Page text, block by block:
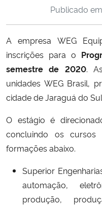
Ministério da Cidadania
Ministério de Minas e Energia
Ministério da Ciência, Tecnologia,
Ministério do Meio Ambiente
Ministério do Desenvolvimento
Controladoria-Geral da União
Publicado em
A empresa WEG
inscrições para o
semestre de 2020.
unidades WEG Brasil,
cidade de Jaraguá do
O estágio é
concluindo os
formações abaixo.
Superior
automação,
produção,